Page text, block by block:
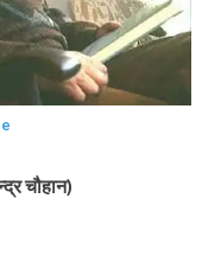
चौहान)